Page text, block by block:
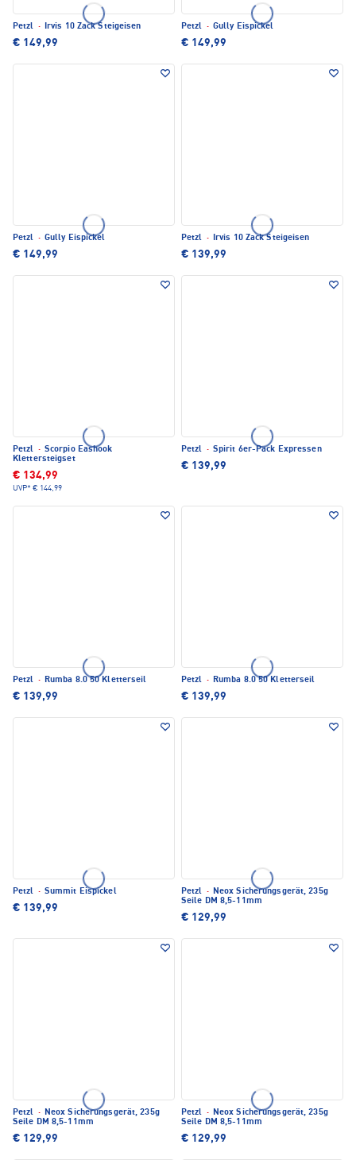
Petzl · Irvis 10 Zack Steigeisen
€ 149,99
Petzl · Gully Eispickel
€ 149,99
Petzl · Gully Eispickel
€ 149,99
Petzl · Irvis 10 Zack Steigeisen
€ 139,99
Petzl · Scorpio Eashook
Klettersteigset
€ 134,99
UVP* € 144,99
Petzl · Spirit 6er-Pack Expressen
€ 139,99
Petzl · Rumba 8.0 50 Kletterseil
€ 139,99
Petzl · Rumba 8.0 50 Kletterseil
€ 139,99
Petzl · Summit Eispickel
€ 139,99
Petzl · Neox Sicherungsgerät, 235g
Seile DM 8,5-11mm
€ 129,99
Petzl · Neox Sicherungsgerät, 235g
Seile DM 8,5-11mm
€ 129,99
Petzl · Neox Sicherungsgerät, 235g
Seile DM 8,5-11mm
€ 129,99